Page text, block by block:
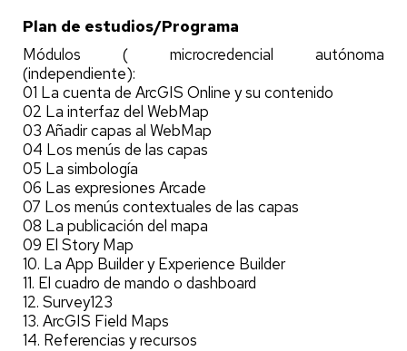
Plan de estudios/Programa
Módulos ( microcredencial autónoma
(independiente):
01 La cuenta de ArcGIS Online y su contenido
02 La interfaz del WebMap
03 Añadir capas al WebMap
04 Los menús de las capas
05 La simbología
06 Las expresiones Arcade
07 Los menús contextuales de las capas
08 La publicación del mapa
09 El Story Map
10. La App Builder y Experience Builder
11. El cuadro de mando o dashboard
12. Survey123
13. ArcGIS Field Maps
14. Referencias y recursos